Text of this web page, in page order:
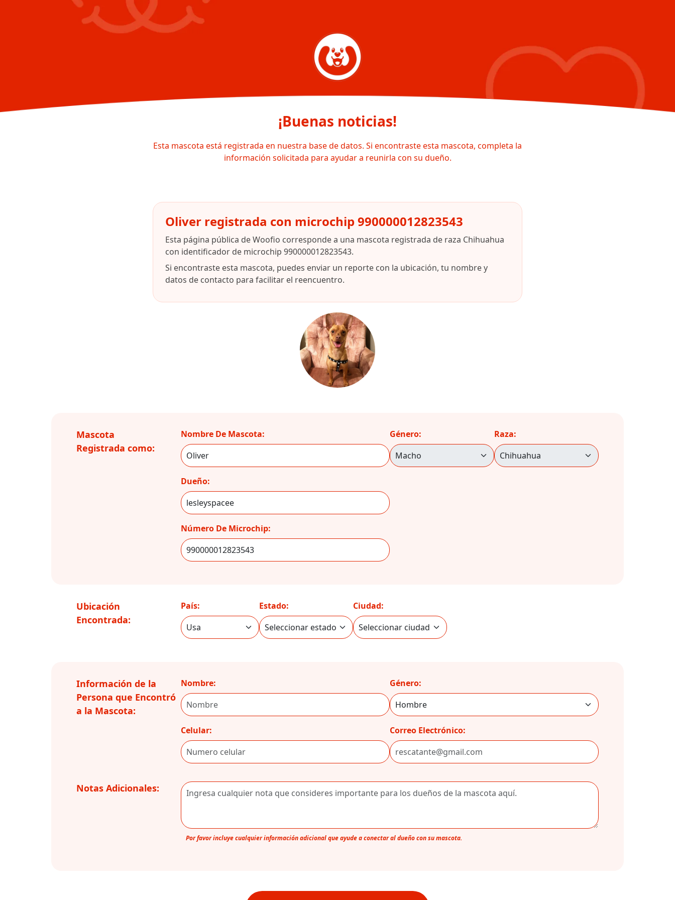
¡Buenas noticias!
Esta mascota está registrada en nuestra base de datos. Si encontraste esta mascota, completa la
información solicitada para ayudar a reunirla con su dueño.
Oliver registrada con microchip 990000012823543
Esta página pública de Woofio corresponde a una mascota registrada de raza Chihuahua
con identificador de microchip 990000012823543.
Si encontraste esta mascota, puedes enviar un reporte con la ubicación, tu nombre y
datos de contacto para facilitar el reencuentro.
Mascota
Registrada como:
Nombre De Mascota:
Dueño:
Número De Microchip:
Género: Raza:
Ubicación
Encontrada:
País: Estado: Ciudad:
Información de la
Persona que Encontró
a la Mascota:
Nombre:
Celular:
Género:
Correo Electrónico:
Notas Adicionales:
Por favor incluye cualquier información adicional que ayude a conectar al dueño con su mascota.